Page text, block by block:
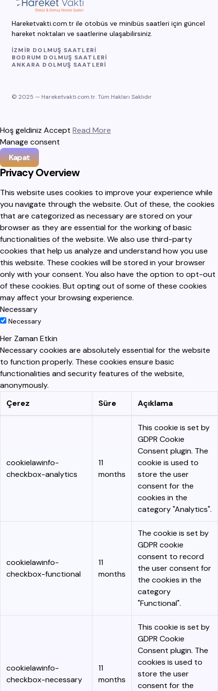
Hareketvakti.com.tr ile otobüs ve minibüs saatleri için güncel
hareket noktaları ve saatlerine ulaşabilirsiniz.
İZMIR DOLMUŞ SAATLERI
BODRUM DOLMUŞ SAATLERI
ANKARA DOLMUŞ SAATLERI
© 2025 — Hareketvakti.com.tr. Tüm Hakları Saklıdır
Hoş geldiniz Accept Read More
Manage consent
Kapat
Privacy Overview
This website uses cookies to improve your experience while
you navigate through the website. Out of these, the cookies
that are categorized as necessary are stored on your
browser as they are essential for the working of basic
functionalities of the website. We also use third-party
cookies that help us analyze and understand how you use
this website. These cookies will be stored in your browser
only with your consent. You also have the option to opt-out
of these cookies. But opting out of some of these cookies
may affect your browsing experience.
Necessary
Necessary
Her Zaman Etkin
Necessary cookies are absolutely essential for the website
to function properly. These cookies ensure basic
functionalities and security features of the website,
anonymously.
Çerez
Süre Açıklama
cookielawinfo-
checkbox-analytics
11
months
This cookie is set by
GDPR Cookie
Consent plugin. The
cookie is used to
store the user
consent for the
cookies in the
category "Analytics".
cookielawinfo-
checkbox-functional
11
months
The cookie is set by
GDPR cookie
consent to record
the user consent for
the cookies in the
category
"Functional".
cookielawinfo-
checkbox-necessary
11
months
This cookie is set by
GDPR Cookie
Consent plugin. The
cookies is used to
store the user
consent for the